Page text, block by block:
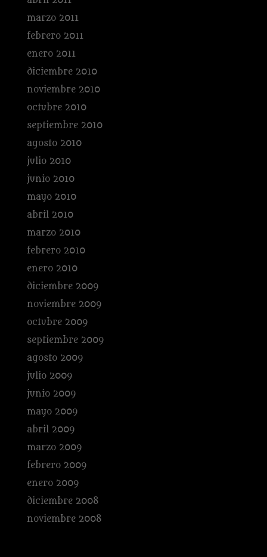
marzo 2011
febrero 2011
enero 2011
diciembre 2010
noviembre 2010
octubre 2010
septiembre 2010
agosto 2010
julio 2010
junio 2010
mayo 2010
abril 2010
marzo 2010
febrero 2010
enero 2010
diciembre 2009
noviembre 2009
octubre 2009
septiembre 2009
agosto 2009
julio 2009
junio 2009
mayo 2009
abril 2009
marzo 2009
febrero 2009
enero 2009
diciembre 2008
noviembre 2008